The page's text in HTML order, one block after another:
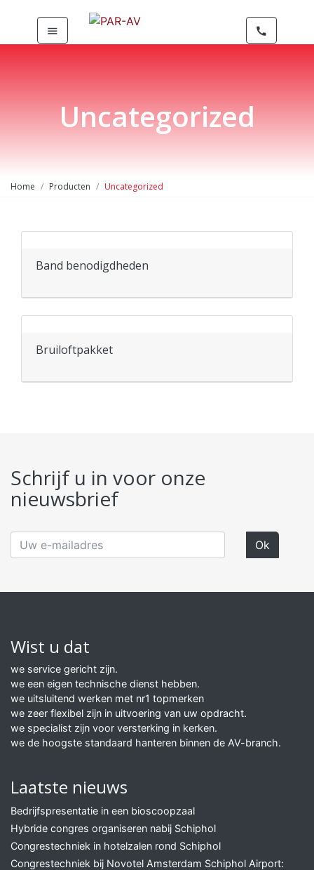
menu call
Uncategorized
Home Producten Uncategorized
Band benodigdheden
Bruiloftpakket
Schrijf u in voor onze
nieuwsbrief
Wist u dat
we service gericht zijn.
we een eigen technische dienst hebben.
we uitsluitend werken met nr1 topmerken
we zeer flexibel zijn in uitvoering van uw opdracht.
we specialist zijn voor versterking in kerken.
we de hoogste standaard hanteren binnen de AV-branch.
Laatste nieuws
Bedrijfspresentatie in een bioscoopzaal
Hybride congres organiseren nabij Schiphol
Congrestechniek in hotelzalen rond Schiphol
Congrestechniek bij Novotel Amsterdam Schiphol Airport: